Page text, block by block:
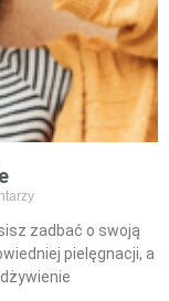
zadbać o swoją
pielęgnacji, a